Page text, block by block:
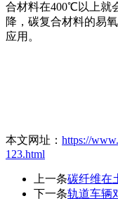
合材料在400℃以上就
降，碳复合材料的易
应用。
本文网址： https://
123.html
上一条碳纤维在
下一条轨道车辆